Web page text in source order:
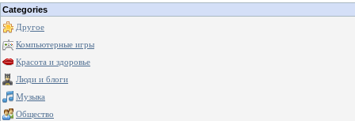
Categories
Другое
Компьютерные игры
Красота и здоровье
Люди и блоги
Музыка
Общество